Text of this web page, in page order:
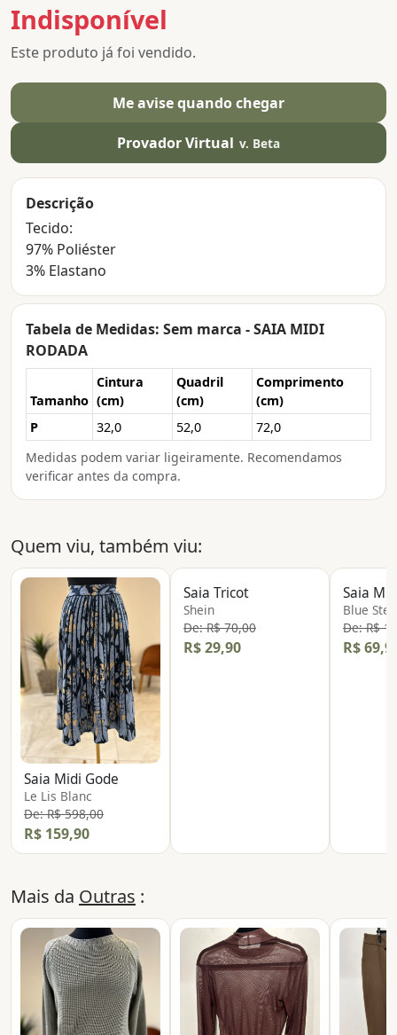
Indisponível
Este produto já foi vendido.
Me avise quando chegar
Provador Virtual v. Beta
Descrição
Tecido:
97% Poliéster
3% Elastano
Tabela de Medidas: Sem marca - SAIA MIDI
RODADA
Tamanho
Cintura
(cm)
Quadril
(cm)
Comprimento
(cm)
P
32,0 52,0
72,0
Medidas podem variar ligeiramente. Recomendamos
verificar antes da compra.
Quem viu, também viu:
Saia Midi Gode
Le Lis Blanc
De: R$ 598,00
R$ 159,90
Saia Tricot
Shein
De: R$ 70,00
R$ 29,90
Saia
Blue
De: R$
R$
Mais da Outras :